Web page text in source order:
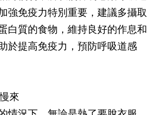
強免疫力特別重要，建議多攝取
白質的食物，維持良好的作息和
於提高免疫力，預防呼吸道感
來